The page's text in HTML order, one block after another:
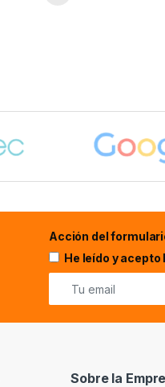
Acción del
He leído y
Sobre la